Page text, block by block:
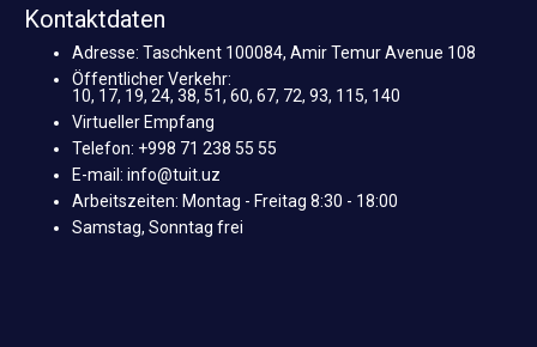
Kontaktdaten
Adresse: Taschkent 100084, Amir Temur Avenue 108
Öffentlicher Verkehr:
10, 17, 19, 24, 38, 51, 60, 67, 72, 93, 115, 140
Virtueller Empfang
Telefon: +998 71 238 55 55
E-mail: info@tuit.uz
Arbeitszeiten: Montag - Freitag 8:30 - 18:00
Samstag, Sonntag frei